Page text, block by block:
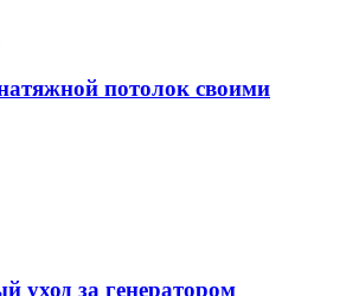
потолок своими
уход за генератором